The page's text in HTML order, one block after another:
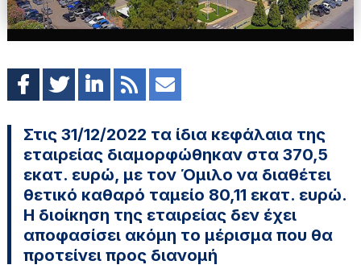
Στις 31/12/2022 τα ίδια κεφάλαια της
εταιρείας διαμορφώθηκαν στα 370,5
εκατ. ευρώ, με τον Όμιλο να διαθέτει
θετικό καθαρό ταμείο 80,11 εκατ. ευρώ.
Η διοίκηση της εταιρείας δεν έχει
αποφασίσει ακόμη το μέρισμα που θα
προτείνει προς διανομή